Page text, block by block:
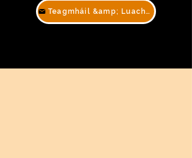
Teagmháil &amp; Luachan